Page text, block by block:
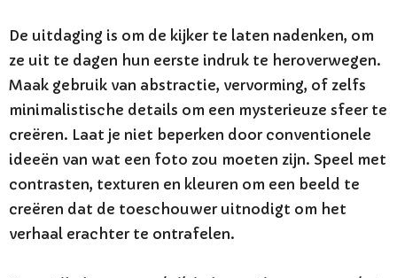
De uitdaging is om de kijker te laten nadenken, om
ze uit te dagen hun eerste indruk te heroverwegen.
Maak gebruik van abstractie, vervorming, of zelfs
minimalistische details om een mysterieuze sfeer te
creëren. Laat je niet beperken door conventionele
ideeën van wat een foto zou moeten zijn. Speel met
contrasten, texturen en kleuren om een beeld te
creëren dat de toeschouwer uitnodigt om het
verhaal erachter te ontrafelen.